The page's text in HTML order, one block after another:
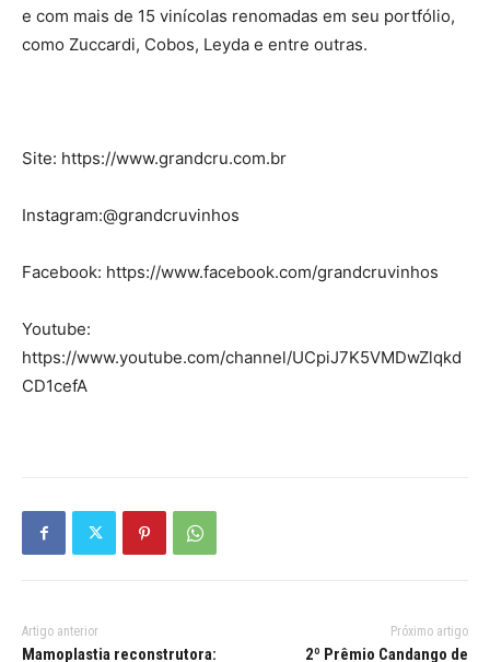
e com mais de 15 vinícolas renomadas em seu portfólio,
como Zuccardi, Cobos, Leyda e entre outras.
Site: https://www.grandcru.com.br
Instagram:@grandcruvinhos
Facebook: https://www.facebook.com/grandcruvinhos
Youtube:
https://www.youtube.com/channel/UCpiJ7K5VMDwZlqkd
CD1cefA
Artigo anterior
Mamoplastia reconstrutora:
Próximo artigo
2º Prêmio Candango de